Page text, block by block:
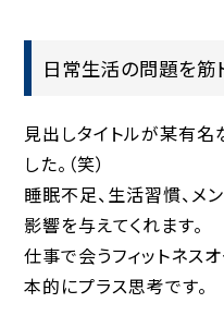
日常生活の問題を筋
見出しタイトルが某有名
した。（笑）
睡眠不足、生活習慣、メ
影響を与えてくれます。
仕事で会うフィットネス
本的にプラス思考です。